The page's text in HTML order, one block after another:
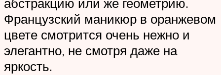
Французский маникюр в оранжевом
цвете смотрится очень нежно и
элегантно, не смотря даже на
яркость.